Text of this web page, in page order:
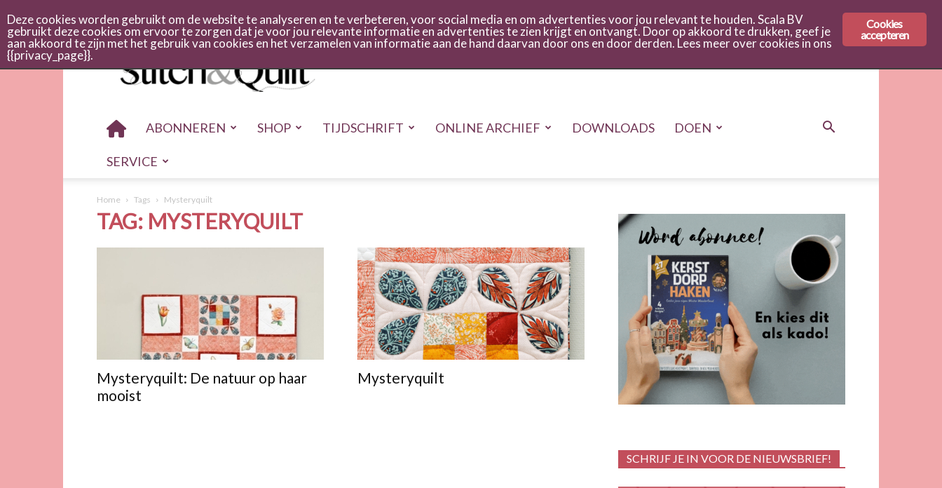
Stitch
quilt
ABONNEREN SHOP TIJDSCHRIFT ONLINE ARCHIEF DOWNLOADS DOEN
SERVICE
Home Tags Mysteryquilt
TAG: MYSTERYQUILT
Mysteryquilt: De natuur op haar
mooist
Mysteryquilt
SCHRIJF JE IN VOOR DE NIEUWSBRIEF!
Cookies
accepteren
Deze cookies worden gebruikt om de website te analyseren en te verbeteren, voor social media en om advertenties voor jou relevant te houden. Scala BV
gebruikt deze cookies om ervoor te zorgen dat je voor jou relevante informatie en advertenties te zien krijgt en ontvangt. Door op akkoord te drukken, geef je
aan akkoord te zijn met het gebruik van cookies en het verzamelen van informatie aan de hand daarvan door ons en door derden. Lees meer over cookies in ons
{{privacy_page}}.